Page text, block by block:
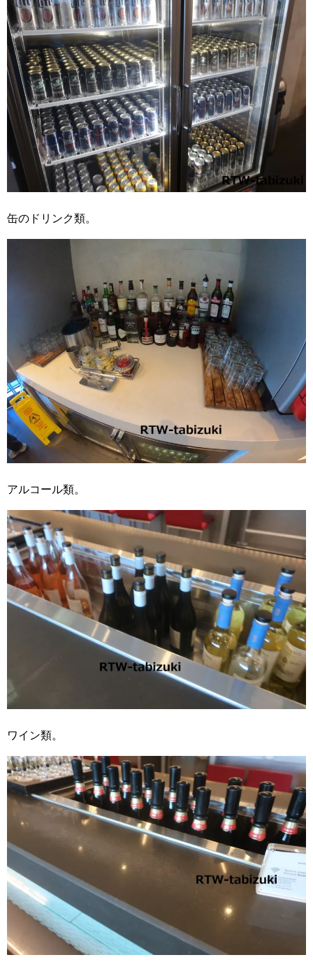
缶のドリンク類。
アルコール類。
ワイン類。